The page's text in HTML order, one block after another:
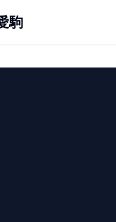
駒